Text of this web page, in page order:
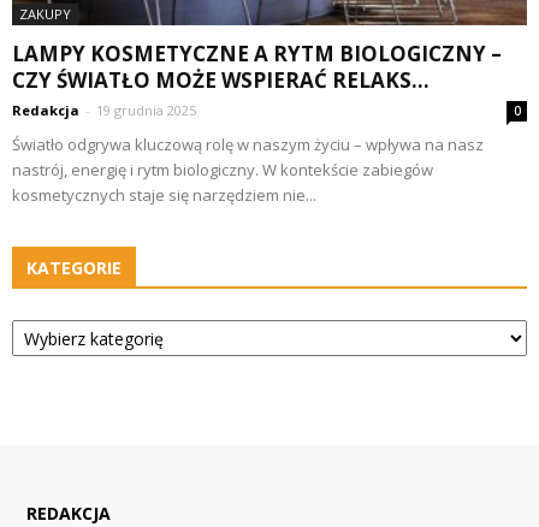
ZAKUPY
LAMPY KOSMETYCZNE A RYTM BIOLOGICZNY –
CZY ŚWIATŁO MOŻE WSPIERAĆ RELAKS...
Redakcja - 19 grudnia 2025 0
Światło odgrywa kluczową rolę w naszym życiu – wpływa na nasz
nastrój, energię i rytm biologiczny. W kontekście zabiegów
kosmetycznych staje się narzędziem nie...
KATEGORIE
Kategorie
REDAKCJA